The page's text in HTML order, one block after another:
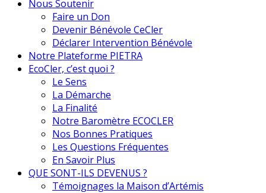
Nous Soutenir
Faire un Don
Devenir Bénévole CeCler
Déclarer Intervention Bénévole
Notre Plateforme PIETRA
EcoCler, c’est quoi ?
Le Sens
La Démarche
La Finalité
Notre Baromètre ECOCLER
Nos Bonnes Pratiques
Les Questions Fréquentes
En Savoir Plus
QUE SONT-ILS DEVENUS ?
Témoignages la Maison d’Artémis